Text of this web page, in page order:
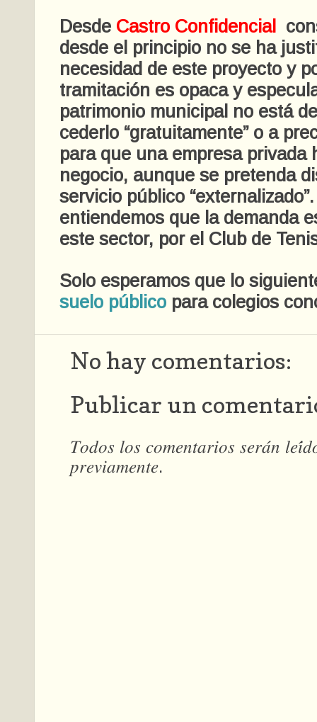
Desde Castro Confidencial
desde el principio no se ha
necesidad de este proyecto y
tramitación es opaca y
patrimonio municipal no está
cederlo “gratuitamente” o a
para que una empresa privada
negocio, aunque se pretenda
servicio público
entiendemos que la demanda
este sector, por el Club de
Solo esperamos que lo
suelo público para colegios
No hay comentarios:
Publicar un
𝑇𝑜𝑑𝑜𝑠 𝑙𝑜𝑠 𝑐𝑜𝑚𝑒𝑛𝑡𝑎𝑟𝑖𝑜𝑠 𝑠𝑒𝑟𝑎́𝑛
𝑝𝑟𝑒𝑣𝑖𝑎𝑚𝑒𝑛𝑡𝑒.